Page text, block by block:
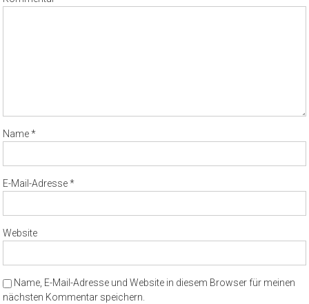
Name*
E-Mail-Adresse*
Website
Name, E-Mail-Adresse und Website in diesem Browser für meinen
nächsten Kommentar speichern.